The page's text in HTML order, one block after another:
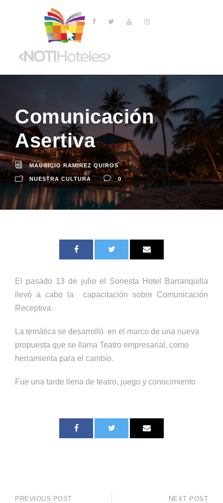
Comunicación
Asertiva
MAURICIO RAMIREZ QUIROS
NUESTRA CULTURA 0
El pasado 13 de julio el Sonesta Hotel Barranquilla
llevó a cabo la capacitación sobre Comunicación
Receptiva.
La temática se desarrolló en el marco de una nueva
propuesta que se llama Teatro empresarial, como
herramienta para el cambio.
Fue una tarde llena de teatro, juego y conocimiento
PREVIOUS POST NEXT POST